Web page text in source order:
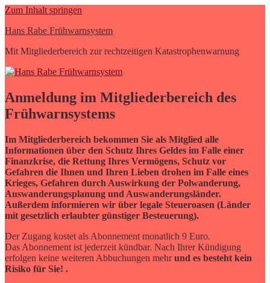
Zum Inhalt springen
Hans Rabe Frühwarnsystem
Mit Mitgliederbereich zur rechtzeitigen Katastrophenwarnung
Anmeldung im Mitgliederbereich des
Frühwarnsystems
Im Mitgliederbereich bekommen Sie als Mitglied alle
Informationen über den Schutz Ihres Geldes im Falle einer
Finanzkrise, die Rettung Ihres Vermögens, Schutz vor
Gefahren die Ihnen und Ihren Lieben drohen im Falle eines
Krieges, Gefahren durch Auswirkung der Polwanderung,
Auswanderungsplanung und Auswanderungsländer.
Außerdem informieren wir über legale Steueroasen (Länder
mit gesetzlich erlaubter günstiger Besteuerung).
Der Zugang kostet als Abonnement monatlich 9 Euro.
Das Abonnement ist jederzeit kündbar. Nach Ihrer Kündigung
erfolgen keine weiteren Abbuchungen mehrund es besteht kein
Risiko für Sie! .